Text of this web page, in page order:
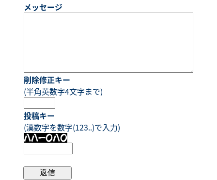
メッセージ
削除修正キー
(半角英数字4文字まで)
投稿キー
(漢数字を数字(123..)で入力)